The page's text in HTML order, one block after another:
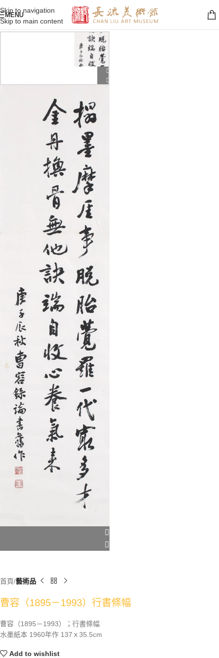
Skip to navigation
Skip to main content
MENU
首頁 藝術品
曹容（1895－1993）行書條幅
曹容（1895－1993）；行書條幅
水墨紙本 1960年作 137ｘ35.5cm
Add to wishlist